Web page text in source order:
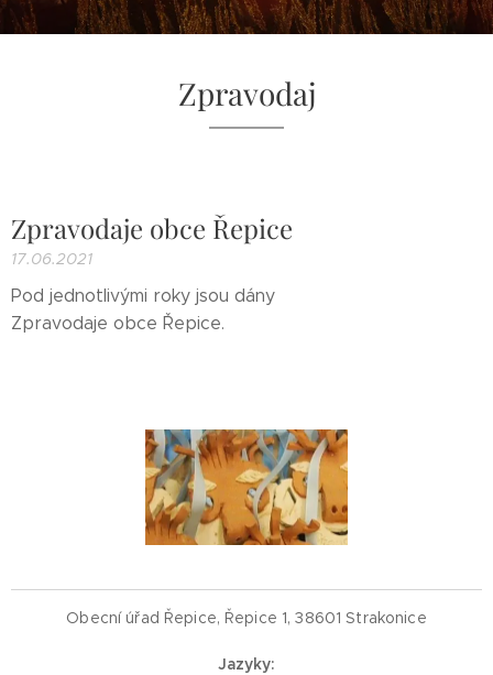
Zpravodaj
Zpravodaje obce Řepice
17.06.2021
Pod jednotlivými roky jsou dány
Zpravodaje obce Řepice.
Obecní úřad Řepice, Řepice 1, 38601 Strakonice
Jazyky